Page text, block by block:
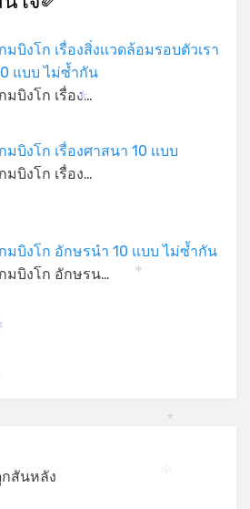
มบิงโก เรื่องสิ่งเเวดล้อมรอบตัวเรา
แบบ ไม่ซ้ำกัน
มบิงโก เรื่อง…
มบิงโก เรื่องศาสนา 10 เเบบ
มบิงโก เรื่อง…
กมบิงโก อักษรนำ 10 เเบบ ไม่ซ้ำกัน
กมบิงโก อักษรน…
กสันหลัง
*